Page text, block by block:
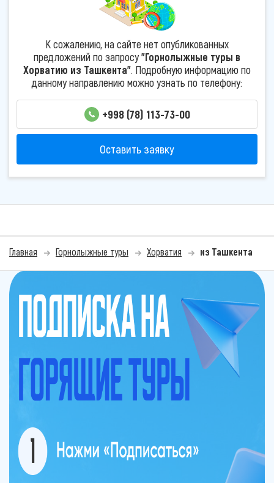
К сожалению, на сайте нет опубликованных
предложений по запросу"Горнолыжные туры в
Хорватию из Ташкента". Подробную информацию по
данному направлению можно узнать по телефону:
+998 (78) 113-73-00
Оставить заявку
Главная Горнолыжные туры Хорватия из Ташкента